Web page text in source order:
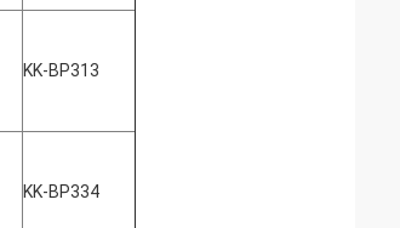
KK-BP313
KK-BP334